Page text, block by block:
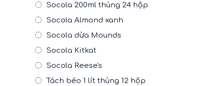
Socola 200ml thùng 24 hộp
Socola Almond xanh
Socola dừa Mounds
Socola Kitkat
Socola Reese's
Tách béo 1 lít thùng 12 hộp